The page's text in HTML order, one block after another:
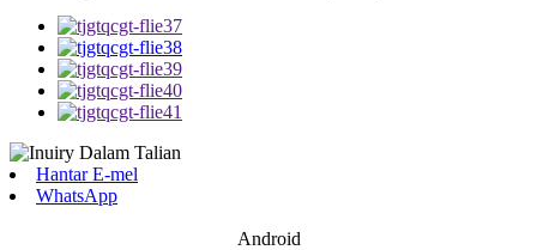
Hantar E-mel
WhatsApp
Android